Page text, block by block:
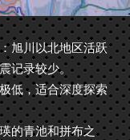
旭川以北地区活跃
记录较少。
低，适合深度探索
的青池和拼布之